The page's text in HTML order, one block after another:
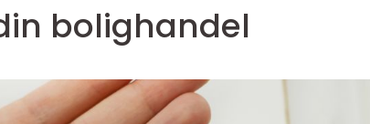
bolighandel